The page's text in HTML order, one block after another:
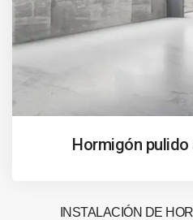
Hormigón
INSTALACIÓN DE